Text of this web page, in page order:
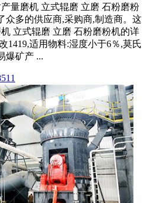
量磨机 立式辊磨 立磨 石粉磨粉
众多的供应商,采购商,制造商。这
立式辊磨 立磨 石粉磨粉机的详
1419,适用物料:湿度小于6％,莫氏
爆矿产 ...